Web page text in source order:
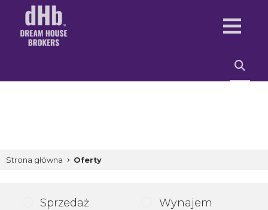
Strona główna Oferty
Sprzedaż
Wynajem